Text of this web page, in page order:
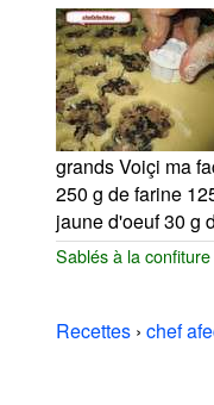
grands Voiçi ma
250 g de farine
jaune d'oeuf 30 g
Sablés à la confiture
Recettes › chef